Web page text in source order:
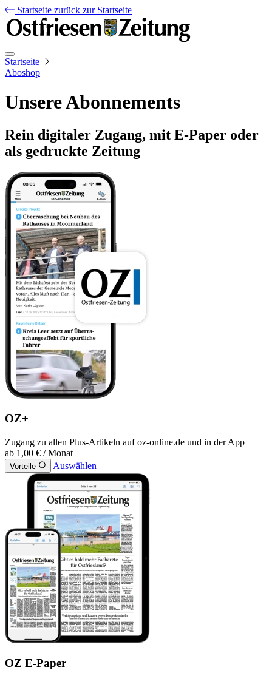
Startseite zurück zur Startseite
Startseite
Aboshop
Unsere Abonnements
Rein digitaler Zugang, mit E-Paper oder
als gedruckte Zeitung
OZ+
Zugang zu allen Plus-Artikeln auf oz-online.de und in der App
ab 1,00 € / Monat
Vorteile Auswählen
OZ E-Paper